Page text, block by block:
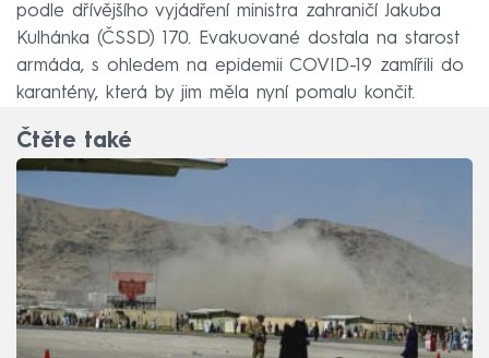
podle dřívějšího vyjádření ministra zahraničí Jakuba
Kulhánka (ČSSD) 170. Evakuované dostala na starost
armáda, s ohledem na epidemii COVID-19 zamířili do
karantény, která by jim měla nyní pomalu končit.
Čtěte také